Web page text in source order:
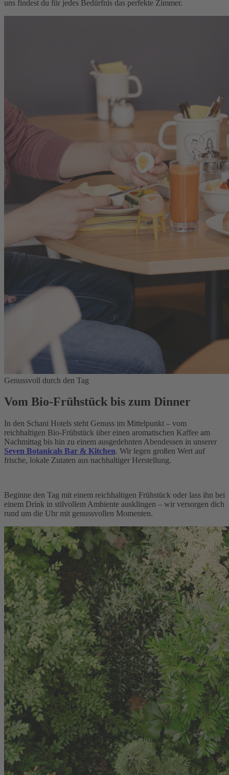
uns findest du für jedes Bedürfnis das perfekte Zimmer.
Genussvoll durch den Tag
Vom Bio-Frühstück bis zum Dinner
In den Schani Hotels steht Genuss im Mittelpunkt – vom
reichhaltigen Bio-Frühstück über einen aromatischen Kaffee am
Nachmittag bis hin zu einem ausgedehnten Abendessen in unserer
Seven Botanicals Bar & Kitchen. Wir legen großen Wert auf
frische, lokale Zutaten aus nachhaltiger Herstellung.
Beginne den Tag mit einem reichhaltigen Frühstück oder lass ihn bei
einem Drink in stilvollem Ambiente ausklingen – wir versorgen dich
rund um die Uhr mit genussvollen Momenten.